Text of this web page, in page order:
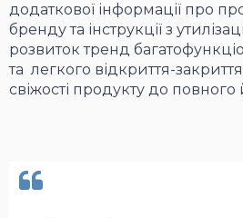
додаткової інформації про
бренду та інструкції з
розвиток тренд
та легкого відкриття-
свіжості продукту до